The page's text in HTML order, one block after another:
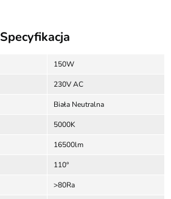
Specyfikacja
150W
230V AC
Biała Neutralna
5000K
16500lm
110°
>80Ra